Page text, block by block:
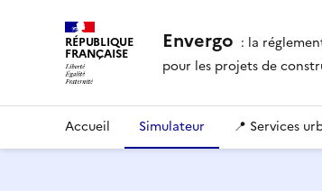
RÉPUBLIQUE
FRANÇAISE Envergo : la
pour les projets de
Accueil Simulateur 📍 Services